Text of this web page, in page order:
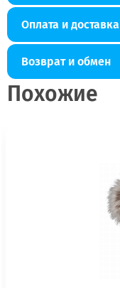
Оплата и доставка
Возврат и обмен
Похожие